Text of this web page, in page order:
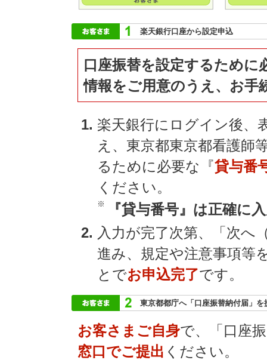
楽天銀行口座から設定申込
口座振替を設定するために
情報をご用意のうえ、お手
楽天銀行にログイン後、
え、東京都東京都看護師
るために必要な『貸与番
ください。
※
『貸与番号』は正確に
入力が完了次第、「次へ
進み、規定や注意事項等
とでお申込完了です。
東京都都庁へ「口座振替納付届」を
お客さまご自身で、「口座
窓口でご提出 ください。